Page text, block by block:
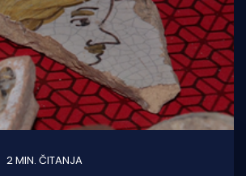
2 MIN. ČITANJA